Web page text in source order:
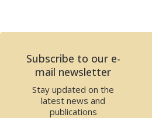
Subscribe to our e-
mail newsletter
Stay updated on the
latest news and
publications